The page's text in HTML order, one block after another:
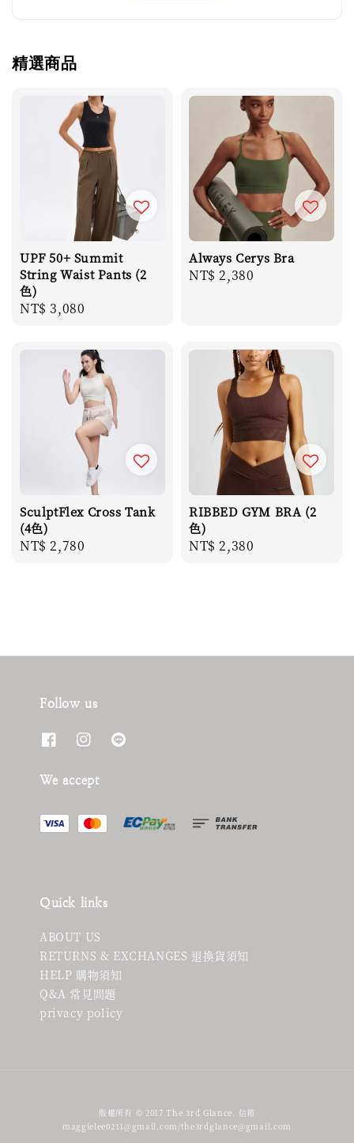
精選商品
UPF 50+ Summit
String Waist Pants (2
色)
Regular
NT$ 3,080
Always Cerys Bra
Regular
NT$ 2,380
SculptFlex Cross Tank
(4色)
Regular
NT$ 2,780
RIBBED GYM BRA (2
色)
Regular
NT$ 2,380
Follow us
We accept
Quick links
ABOUT US
RETURNS & EXCHANGES 退換貨須知
HELP 購物須知
Q&A 常見問題
privacy policy
版權所有 © 2017 The 3rd Glance. 信箱
maggielee0211@gmail.com/the3rdglance@gmail.com